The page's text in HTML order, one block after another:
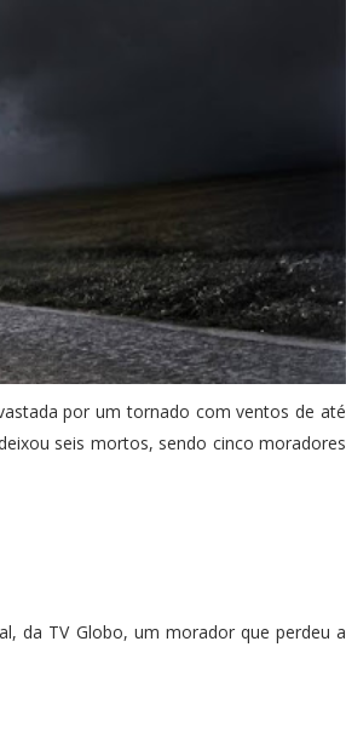
por um tornado com ventos de até
seis mortos, sendo cinco moradores
da TV Globo, um morador que perdeu a